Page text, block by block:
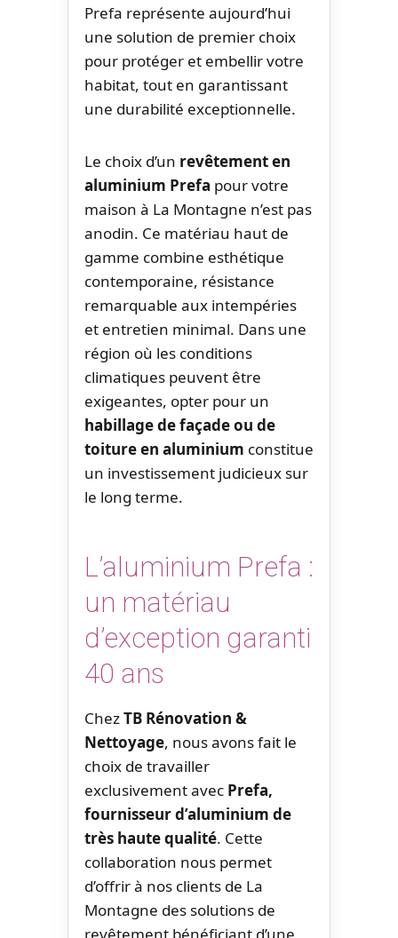
Prefa représente aujourd’hui
une solution de premier choix
pour protéger et embellir votre
habitat, tout en garantissant
une durabilité exceptionnelle.
Le choix d’un revêtement en
aluminium Prefa pour votre
maison à La Montagne n’est pas
anodin. Ce matériau haut de
gamme combine esthétique
contemporaine, résistance
remarquable aux intempéries
et entretien minimal. Dans une
région où les conditions
climatiques peuvent être
exigeantes, opter pour un
habillage de façade ou de
toiture en aluminium constitue
un investissement judicieux sur
le long terme.
L’aluminium Prefa :
un matériau
d’exception garanti
40 ans
ChezTB Rénovation &
Nettoyage, nous avons fait le
choix de travailler
exclusivement avec Prefa,
fournisseur d’aluminium de
très haute qualité. Cette
collaboration nous permet
d’offrir à nos clients de La
Montagne des solutions de
revêtement bénéficiant d’une